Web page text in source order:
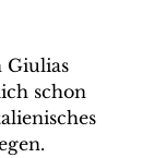
Giulias
schon